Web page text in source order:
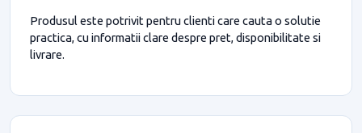
Produsul este potrivit pentru clienti care cauta o solutie
practica, cu informatii clare despre pret, disponibilitate si
livrare.